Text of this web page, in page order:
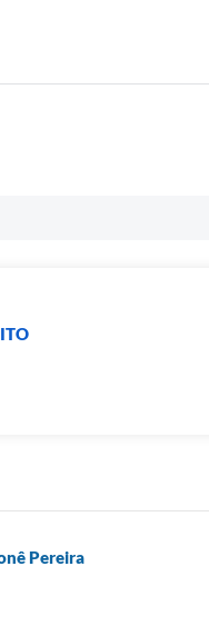
Pereira